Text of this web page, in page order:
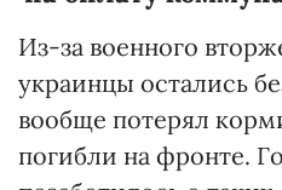
Из-за военного
украинцы остались
вообще потерял
погибли на фронте.